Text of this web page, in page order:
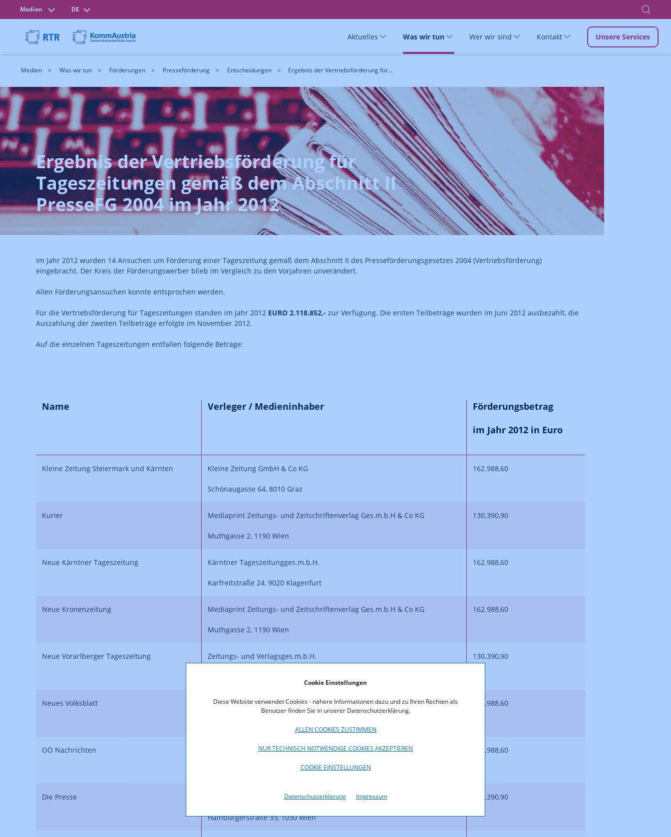
Cookie Einstellungen
Diese Website verwendet Cookies - nähere Informationen dazu und zu Ihren Rechten als
Benutzer finden Sie in unserer Datenschutzerklärung.
ALLEN COOKIES ZUSTIMMEN
NUR TECHNISCH NOTWENDIGE COOKIES AKZEPTIEREN
COOKIE EINSTELLUNGEN
Datenschutzerklärung Impressum
Medien DE
Aktuelles Was wir tun Wer wir sind Kontakt Unsere Services
Medien Was wir tun Förderungen Presseförderung Entscheidungen Ergebnis der Vertriebsförderung für...
Ergebnis der Vertriebsförderung für
Tageszeitungen gemäß dem Abschnitt II
PresseFG 2004 im Jahr 2012
Im Jahr 2012 wurden 14 Ansuchen um Förderung einer Tageszeitung gemäß dem Abschnitt II des Presseförderungsgesetzes 2004 (Vertriebsförderung)
eingebracht. Der Kreis der Förderungswerber blieb im Vergleich zu den Vorjahren unverändert.
Allen Förderungsansuchen konnte entsprochen werden.
Für die Vertriebsförderung für Tageszeitungen standen im Jahr 2012 EURO 2.118.852,- zur Verfügung. Die ersten Teilbeträge wurden im Juni 2012 ausbezahlt, die
Auszahlung der zweiten Teilbeträge erfolgte im November 2012.
Auf die einzelnen Tageszeitungen entfallen folgende Beträge:
Name Verleger / Medieninhaber
Förderungsbetrag
im Jahr 2012 in Euro
Kleine Zeitung Steiermark und Kärnten Kleine Zeitung GmbH & Co KG
Schönaugasse 64, 8010 Graz
162.988,60
Kurier Mediaprint Zeitungs- und Zeitschriftenverlag Ges.m.b.H & Co KG
Muthgasse 2, 1190 Wien
130.390,90
Neue Kärntner Tageszeitung Kärntner Tageszeitungges.m.b.H.
Karfreitstraße 24, 9020 Klagenfurt
162.988,60
Neue Kronenzeitung Mediaprint Zeitungs- und Zeitschriftenverlag Ges.m.b.H & Co KG
Muthgasse 2, 1190 Wien
162.988,60
Neue Vorarlberger Tageszeitung Zeitungs- und Verlagsges.m.b.H. 130.390,90
Neues Volksblatt OÖ Media Data Vertriebs- und Verlagsges.m.b.H. 162.988,60
OÖ Nachrichten OÖN Redaktion GmbH & CO KG 162.988,60
Die Presse Die Presse Verlags-Gesellschaft m.b.H. & Co KG
Hainburgerstraße 33, 1030 Wien
130.390,90